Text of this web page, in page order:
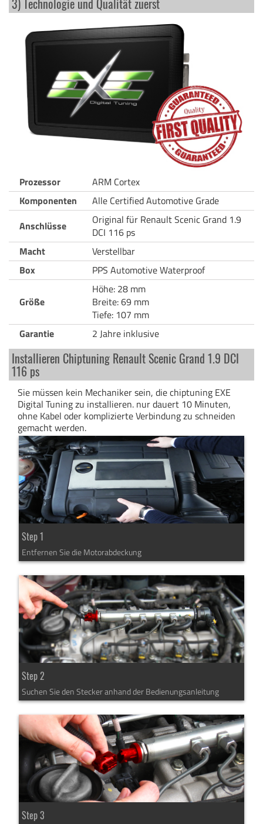
Prozessor
ARM Cortex
Komponenten
Alle Certified Automotive Grade
Anschlüsse
Original für Renault Scenic Grand 1.9
DCI 116 ps
Macht
Verstellbar
Box
PPS Automotive Waterproof
Größe
Höhe: 28 mm
Breite: 69 mm
Tiefe: 107 mm
Garantie
2 Jahre inklusive
Installieren Chiptuning Renault Scenic Grand 1.9 DCI
116 ps
Sie müssen kein Mechaniker sein, die chiptuning EXE
Digital Tuning zu installieren. nur dauert 10 Minuten,
ohne Kabel oder komplizierte Verbindung zu schneiden
gemacht werden.
Step 1
Entfernen Sie die Motorabdeckung
Step 2
Suchen Sie den Stecker anhand der Bedienungsanleitung
Step 3